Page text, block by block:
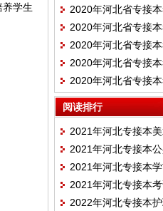
养学生
学检验）
助产学专业考试说
学）
2020年河北省专接
专业考试说明（学前
学）
2020年河北省专接
（二）考试说明
2020年河北省专接
（一）考试说明
2020年河北省专接
说明
2020年河北省专接
说明
阅读排行
2021年河北专接本
术）/数字媒体艺术/
考试大纲
2021年河北专接本
2021年河北专接本
2021年河北专接本
大纲
2022年河北专接本